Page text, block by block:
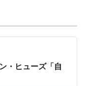
・ヒューズ「自